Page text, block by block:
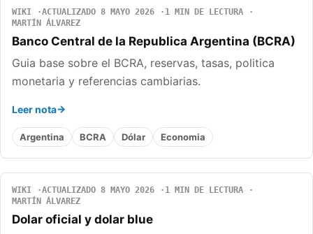
WIKI ACTUALIZADO 8 MAYO 2026
1 MIN DE LECTURA
MARTÍN ÁLVAREZ
Banco Central de la Republica Argentina (BCRA)
Guia base sobre el BCRA, reservas, tasas, politica
monetaria y referencias cambiarias.
Leer nota
Argentina BCRA Dólar Economia
WIKI ACTUALIZADO 8 MAYO 2026
1 MIN DE LECTURA
MARTÍN ÁLVAREZ
Dolar oficial y dolar blue